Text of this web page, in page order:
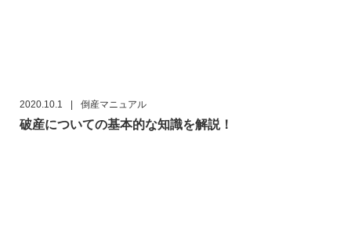
2020.10.1 | 倒産マニュアル
破産についての基本的な知識を解説！